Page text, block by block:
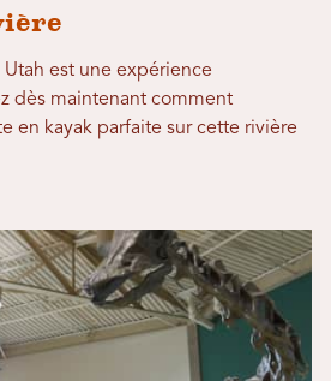
est une expérience
dès maintenant comment
en kayak parfaite sur cette rivière